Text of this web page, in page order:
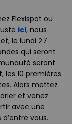
Flexispot ou
ici, nous
le lundi 27
qui seront
seront
10 premières
Alors mettez
et venez
avec une
vous.